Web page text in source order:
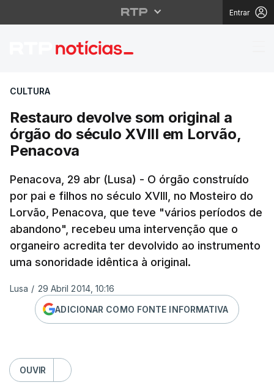
Entrar
Restauro devolve
CULTURA
Restauro devolve som original a
órgão do século XVIII em Lorvão,
Penacova
Penacova, 29 abr (Lusa) - O órgão construído
por pai e filhos no século XVIII, no Mosteiro do
Lorvão, Penacova, que teve "vários períodos de
abandono", recebeu uma intervenção que o
organeiro acredita ter devolvido ao instrumento
uma sonoridade idêntica à original.
Lusa / 29 Abril 2014, 10:16
ADICIONAR COMO FONTE INFORMATIVA
OUVIR